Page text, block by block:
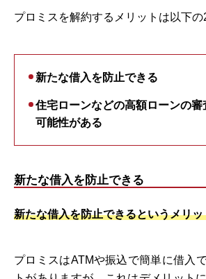
プロミスを解約するメリットは以下の
新たな借入を防止できる
住宅ローンなどの高額ローンの審
可能性がある
新たな借入を防止できる
新たな借入を防止できるというメリ
プロミスはATMや振込で簡単に借入